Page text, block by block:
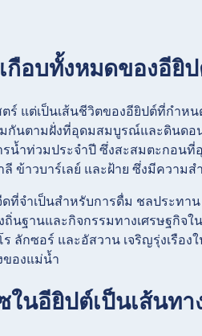
กือบทั้งหมดของอียิ
ร์ แต่เป็นเส้นชีวิตของอียิปต์ที่กำห
กันตามฝั่งที่อุดมสมบูรณ์และดินดอ
น้ำท่วมประจำปี ซึ่งสะสมตะกอน
ข้าวบาร์เลย์ และฝ้าย ซึ่งมีความ
ที่จำเป็นสำหรับการดื่ม ชลประท
ฐานและกิจกรรมทางเศรษฐกิจใ
ลักซอร์ และอัสวาน เจริญรุ่งเรือ
ของแม่น้ำ
ในอียิปต์เป็นเส้นท